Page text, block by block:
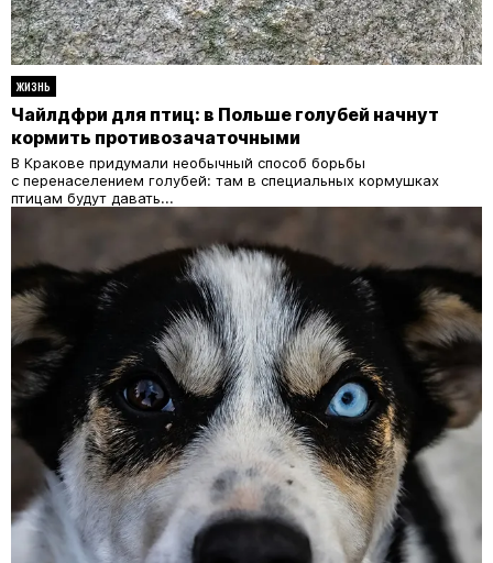
ЖИЗНЬ
Чайлдфри для птиц: в Польше голубей начнут
кормить противозачаточными
В Кракове придумали необычный способ борьбы
с перенаселением голубей: там в специальных кормушках
птицам будут давать...